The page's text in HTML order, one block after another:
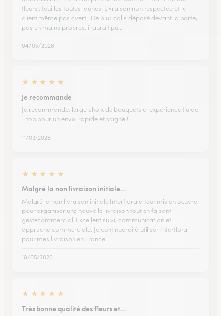
fleurs : feuilles toutes jaunes. Livraison non respectée et le
client même pas averti. De plus colis déposé devant la porte,
pas en mains propres, il aurait pu…
04/05/2026
★ ★ ★ ★ ★
Je recommande
Je recommande, large choix de bouquets et expérience fluide
- top pour un envoi rapide et soigné !
11/03/2026
★ ★ ★ ★ ★
Malgré la non livraison initiale…
Malgré la non livraison initiale Interflora a tout mis en oeuvre
pour organiser une nouvelle livraison tout en faisant
gestecommercial. Excellent suivi, communication et
approche commerciale. Je continuerai à utiliser Interflora
pour mes livraison en France
18/05/2026
★ ★ ★ ★ ★
Très bonne qualité des fleurs et…